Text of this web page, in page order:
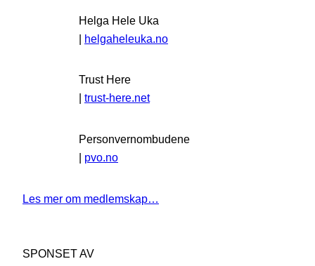
Helga Hele Uka
| helgaheleuka.no
Trust Here
trust-here.net
Personvernombudene
| pvo.no
Les mer om medlemskap…
SPONSET AV